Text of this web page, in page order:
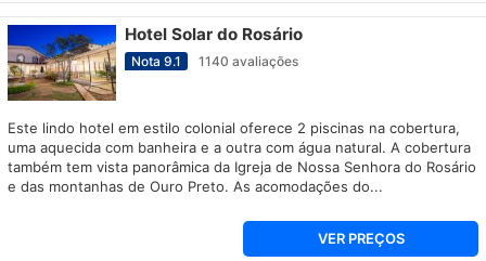
Hotel Solar do Rosário
Nota 9.1 1140 avaliações
Este lindo hotel em estilo colonial oferece 2 piscinas na cobertura,
uma aquecida com banheira e a outra com água natural. A cobertura
também tem vista panorâmica da Igreja de Nossa Senhora do Rosário
e das montanhas de Ouro Preto. As acomodações do...
VER PREÇOS